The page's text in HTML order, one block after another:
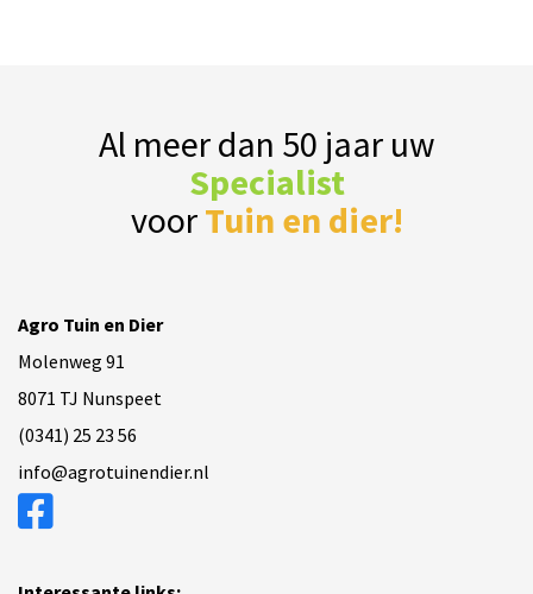
Al meer dan 50 jaar uw
Specialist
voorTuin en dier!
Agro Tuin en Dier
Molenweg 91
8071 TJ Nunspeet
(0341) 25 23 56
info@agrotuinendier.nl